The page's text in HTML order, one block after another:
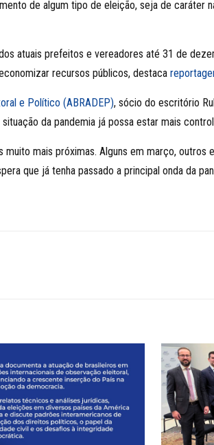
de algum tipo de eleição, seja de caráter
atuais prefeitos e vereadores até 31 de
recursos públicos, destaca
e Político (ABRADEP), sócio do escritório
da pandemia já possa estar mais
mais próximas. Alguns em março, outros
que já tenha passado a principal onda da